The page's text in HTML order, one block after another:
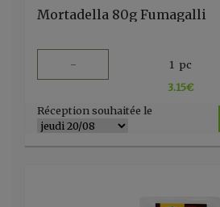
Mortadella 80g Fumagalli
- 1 pc
3.15€
Réception souhaitée le